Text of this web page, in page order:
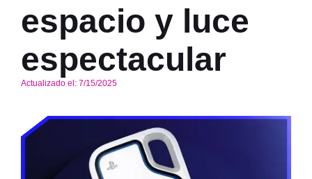
espacio y luce
espectacular
Actualizado el: 7/15/2025